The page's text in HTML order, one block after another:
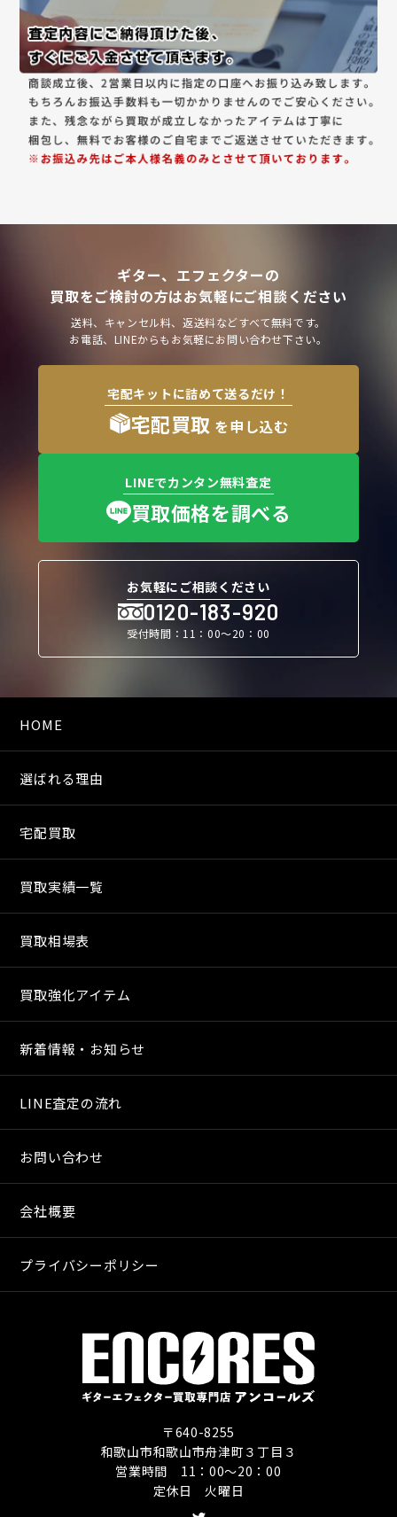
ギター、エフェクターの
買取をご検討の方はお気軽にご相談ください
送料、キャンセル料、返送料などすべて無料です。
お電話、LINEからもお気軽にお問い合わせ下さい。
宅配キットに詰めて送るだけ！
宅配買取 を申し込む
LINEでカンタン無料査定
買取価格を調べる
お気軽にご相談ください
0120-183-920
受付時間：11：00〜20：00
HOME
選ばれる理由
宅配買取
買取実績一覧
買取相場表
買取強化アイテム
新着情報・お知らせ
LINE査定の流れ
お問い合わせ
会社概要
プライバシーポリシー
〒640-8255
和歌山市和歌山市舟津町３丁目３
営業時間 11：00〜20：00
定休日 火曜日